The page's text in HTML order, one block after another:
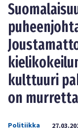
kulttuuri
on
Politiikka